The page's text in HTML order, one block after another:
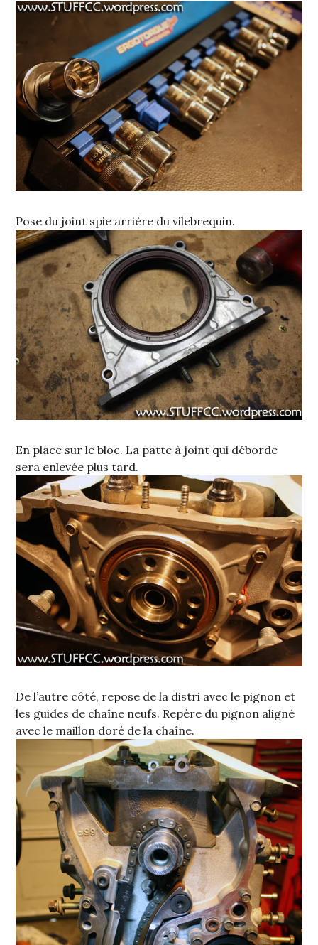
Pose du joint spie arrière du vilebrequin.
En place sur le bloc. La patte à joint qui déborde
sera enlevée plus tard.
De l’autre côté, repose de la distri avec le pignon et
les guides de chaîne neufs. Repère du pignon aligné
avec le maillon doré de la chaîne.